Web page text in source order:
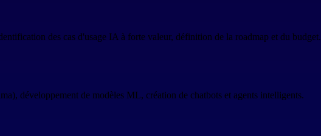
des cas d'usage IA à forte valeur, définition de la roadmap et du budget.
développement de modèles ML, création de chatbots et agents intelligents.